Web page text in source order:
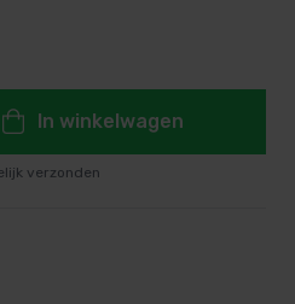
In winkelwagen
verzonden